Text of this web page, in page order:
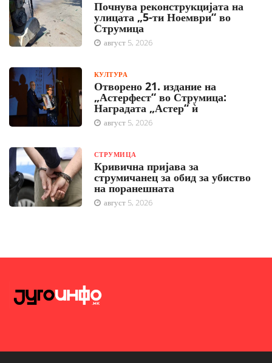
Почнува реконструкцијата на
улицата „5-ти Ноември“ во
Струмица
август 5, 2026
КУЛТУРА
Отворено 21. издание на
„Астерфест“ во Струмица:
Наградата „Астер“ ѝ
август 5, 2026
СТРУМИЦА
Кривична пријава за
струмичанец за обид за убиство
на поранешната
август 5, 2026